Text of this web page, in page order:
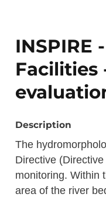
INSPIRE
Facilities
Description
The
Directive
monitoring. Within
area of the river